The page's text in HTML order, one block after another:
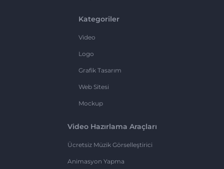
Kategoriler
Video
Logo
Grafik Tasarım
Web Sitesi
Mockup
Video Hazırlama Araçları
Ücretsiz Müzik Görselleştirici
Animasyon Yapma